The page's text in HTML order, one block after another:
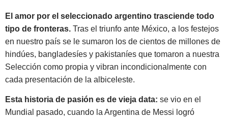
El amor por el seleccionado argentino trasciende todo
tipo de fronteras. Tras el triunfo ante México, a los festejos
en nuestro país se le sumaron los de cientos de millones de
hindúes, bangladesíes y pakistaníes que tomaron a nuestra
Selección como propia y vibran incondicionalmente con
cada presentación de la albiceleste.
Esta historia de pasión es de vieja data: se vio en el
Mundial pasado, cuando la Argentina de Messi logró